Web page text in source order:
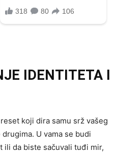
IDENTITETA I
koji dira samu srž vašeg
U vama se budi
ili da biste sačuvali tuđi mir,